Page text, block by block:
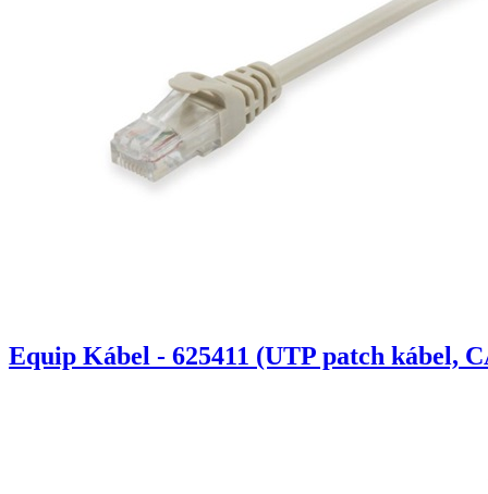
Equip Kábel - 625411 (UTP patch kábel,